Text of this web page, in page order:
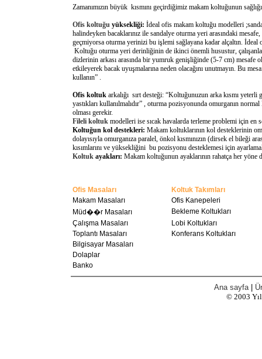
Zamanımızın büyük kısmını geçirdiğimiz makam koltuğunun
Ofis koltuğu yüksekliği: İdeal ofis makam koltuğu modelleri
halindeyken bacaklarınız ile sandalye oturma yeri arasındaki
geçmiyorsa oturma yerinizi bu işlemi sağlayana kadar alçaltın.
Koltuğu oturma yeri derinliğinin de ikinci önemli husustur,
dizlerinin arkası arasında bir yumruk genişliğinde (5-7 cm) mesafe
etkileyerek bacak uyuşmalarına neden olacağını unutmayın. Bu
kullanın” .
Ofis koltuk arkalığı sırt desteği: “Koltuğunuzun arka kısmı
yastıkları kullanılmalıdır” , oturma pozisyonunda omurganın
olması gerekir.
Fileli koltuk modelleri ise sıcak havalarda terleme problemi için
Koltuğun kol destekleri: Makam koltuklarının kol desteklerinin
dolayısıyla omurganıza paralel, önkol kısmınızın (dirsek el bileği
kısımlarını ve yüksekliğini bu pozisyonu desteklemesi için
Koltuk ayakları: Makam koltuğunun ayaklarının rahatça her
Ofis Masaları
Koltuk Takımları
Makam Masaları
Ofis Kanepeleri
Müd��r Masaları
Bekleme Koltukları
Çalışma Masaları
Lobi Koltukları
Toplantı Masaları
Konferans Koltukları
Bilgisayar Masaları
Dolaplar
Banko
Ana sayfa
© 2003